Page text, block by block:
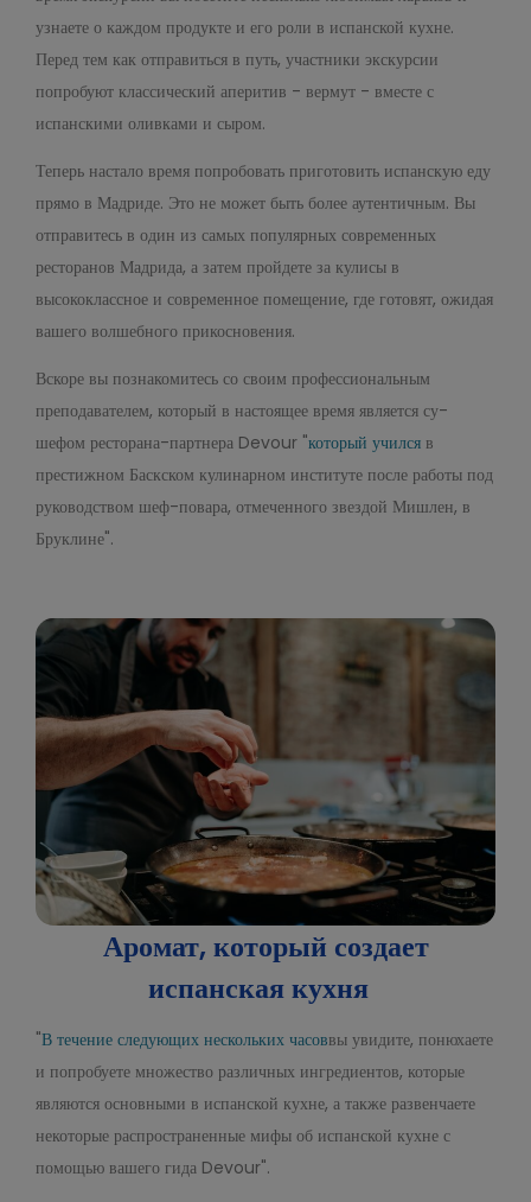
узнаете о каждом продукте и его роли в испанской кухне.
Перед тем как отправиться в путь, участники экскурсии
попробуют классический аперитив - вермут - вместе с
испанскими оливками и сыром.
Теперь настало время попробовать приготовить испанскую еду
прямо в Мадриде. Это не может быть более аутентичным. Вы
отправитесь в один из самых популярных современных
ресторанов Мадрида, а затем пройдете за кулисы в
высококлассное и современное помещение, где готовят, ожидая
вашего волшебного прикосновения.
Вскоре вы познакомитесь со своим профессиональным
преподавателем, который в настоящее время является су-
шефом ресторана-партнера Devour "который учился в
престижном Баскском кулинарном институте после работы под
руководством шеф-повара, отмеченного звездой Мишлен, в
Бруклине".
Аромат, который создает
испанская кухня
"В течение следующих нескольких часоввы увидите, понюхаете
и попробуете множество различных ингредиентов, которые
являются основными в испанской кухне, а также развенчаете
некоторые распространенные мифы об испанской кухне с
помощью вашего гида Devour".